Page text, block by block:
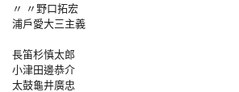
〃 〃野口拓宏
浦戶愛大三主義
長笛杉慎太郎
小津田邊恭介
太鼓龜井廣忠